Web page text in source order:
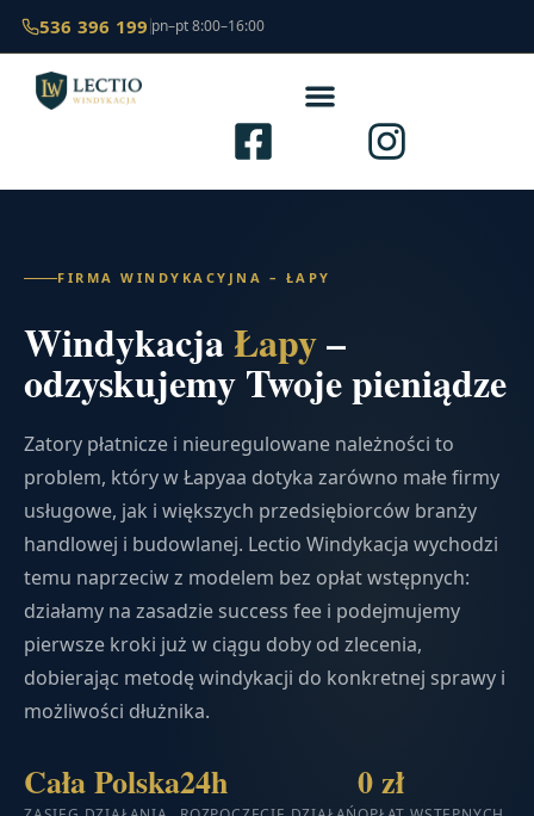
536 396 199 pn–pt 8:00–16:00
FIRMA WINDYKACYJNA – ŁAPY
WindykacjaŁapy–
odzyskujemy Twoje pieniądze
Zatory płatnicze i nieuregulowane należności to
problem, który w Łapyaa dotyka zarówno małe firmy
usługowe, jak i większych przedsiębiorców branży
handlowej i budowlanej. Lectio Windykacja wychodzi
temu naprzeciw z modelem bez opłat wstępnych:
działamy na zasadzie success fee i podejmujemy
pierwsze kroki już w ciągu doby od zlecenia,
dobierając metodę windykacji do konkretnej sprawy i
możliwości dłużnika.
Cała Polska24h 0 zł